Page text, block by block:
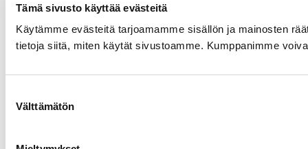
Tämä sivusto käyttää evästeitä
Käytämme evästeitä tarjoamamme sisällön ja mainosten
tietoja siitä, miten käytät sivustoamme. Kumppanimme
valinta
Välttämätön